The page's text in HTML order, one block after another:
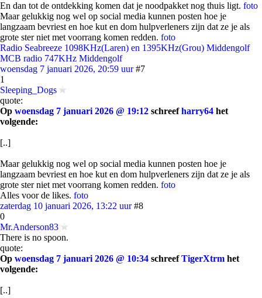
En dan tot de ontdekking komen dat je noodpakket nog thuis ligt. foto
Maar gelukkig nog wel op social media kunnen posten hoe je
langzaam bevriest en hoe kut en dom hulpverleners zijn dat ze je als
grote ster niet met voorrang komen redden. foto
Radio Seabreeze 1098KHz(Laren) en 1395KHz(Grou) Middengolf
MCB radio 747KHz Middengolf
woensdag 7 januari 2026, 20:59 uur #7
1
Sleeping_Dogs
quote:
Op woensdag 7 januari 2026 @ 19:12 schreefharry64 het
volgende:
[..]
Maar gelukkig nog wel op social media kunnen posten hoe je
langzaam bevriest en hoe kut en dom hulpverleners zijn dat ze je als
grote ster niet met voorrang komen redden. foto
Alles voor de likes. foto
zaterdag 10 januari 2026, 13:22 uur #8
0
Mr.Anderson83
There is no spoon.
quote:
Op woensdag 7 januari 2026 @ 10:34 schreefTigerXtrm het
volgende:
[..]